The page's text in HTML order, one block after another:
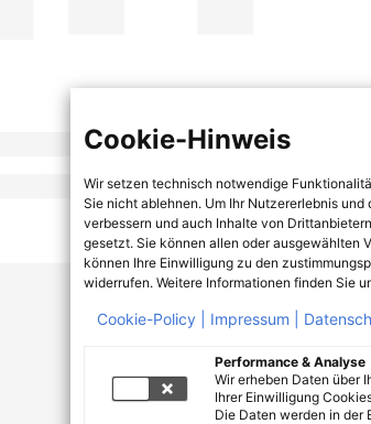
Cookie-Hinweis
Wir setzen technisch notwendige
Sie nicht ablehnen. Um Ihr Nutzererlebnis
verbessern und auch Inhalte von
gesetzt. Sie können allen oder ausgewählten
können Ihre Einwilligung zu den
widerrufen. Weitere Informationen finden Sie
Cookie-Policy | Impressum |
Performance & Analyse
Wir erheben Daten über
Ihrer Einwilligung
Die Daten werden in der